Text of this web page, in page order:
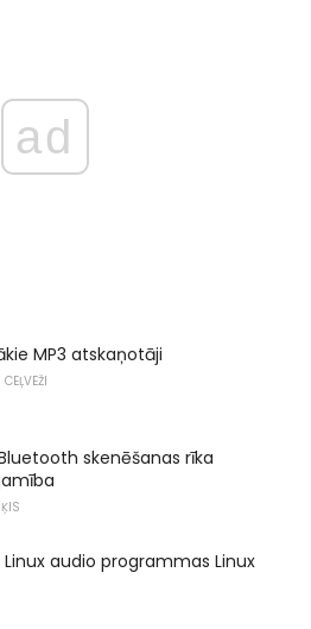
ad
MP3 atskaņotāji
skenēšanas rīka
Linux audio programmas Linux